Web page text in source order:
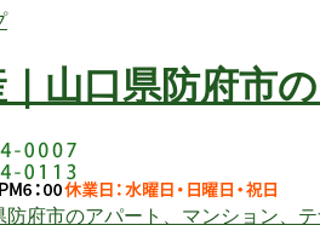
山口県防府市
マンション、アパート、テナント